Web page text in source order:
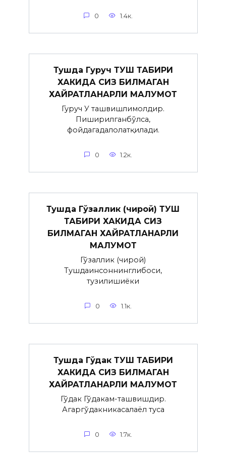
0 1.4к.
Тушда Гуруч ТУШ ТАБИРИ
ХАКИДА СИЗ БИЛМАГАН
ХАЙРАТЛАНАРЛИ МАЛУМОТ
Гуруч У ташвишлимолдир.
Пиширилганбўлса,
фойдагадалолатқилади.
0 1.2к.
Тушда Гўзаллик (чирой) ТУШ
ТАБИРИ ХАКИДА СИЗ
БИЛМАГАН ХАЙРАТЛАНАРЛИ
МАЛУМОТ
Гўзаллик (чирой)
Тушдаинсоннинглибоси,
тузилишиёки
0 1.1к.
Тушда Гўдак ТУШ ТАБИРИ
ХАКИДА СИЗ БИЛМАГАН
ХАЙРАТЛАНАРЛИ МАЛУМОТ
Гўдак Гўдакғам-ташвишдир.
Агаргўдакникасалаёл туғса
0 1.7к.